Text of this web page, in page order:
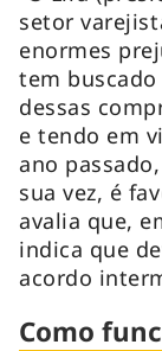
setor
enormes
tem
dessas
e tendo em
ano
sua vez, é
avalia que,
indica que
acordo
Como